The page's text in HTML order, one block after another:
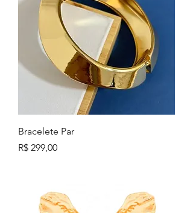
Bracelete Par
Preço
R$ 299,00